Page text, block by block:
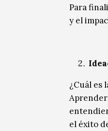
Para
y el
¿Cuál es
el éxito